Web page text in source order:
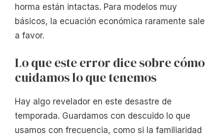
horma están intactas. Para modelos muy
básicos, la ecuación económica raramente sale
a favor.
Lo que este error dice sobre cómo
cuidamos lo que tenemos
Hay algo revelador en este desastre de
temporada. Guardamos con descuido lo que
usamos con frecuencia, como si la familiaridad